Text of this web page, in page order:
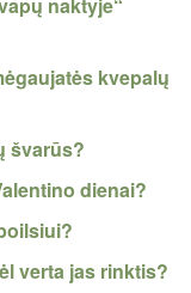
kvepalų
švarūs?
dienai?
verta jas rinktis?